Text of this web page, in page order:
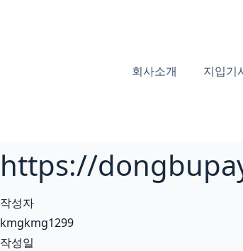
회사소개 지입기
https://
작성자
kmgkmg1299
작성일